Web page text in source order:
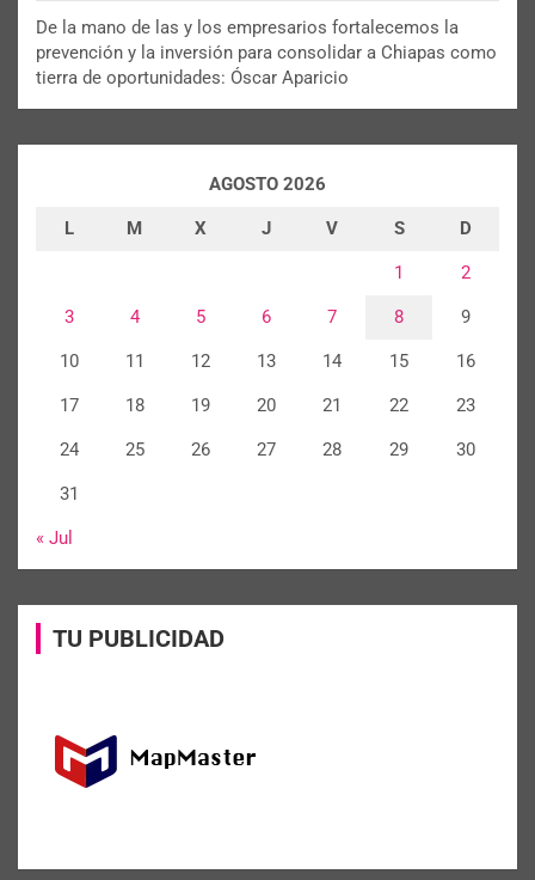
De la mano de las y los empresarios fortalecemos la
prevención y la inversión para consolidar a Chiapas como
tierra de oportunidades: Óscar Aparicio
AGOSTO 2026
L M X J V S D
1 2
3 4 5 6 7 8 9
10 11 12 13 14 15 16
17 18 19 20 21 22 23
24 25 26 27 28 29 30
31
« Jul
TU PUBLICIDAD